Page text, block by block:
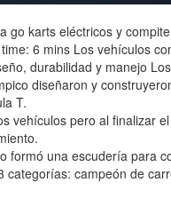
go karts eléctricos y
6 mins Los vehículos
durabilidad y manejo
diseñaron y
T.
vehículos pero al finalizar
formó una escudería para
campeón de